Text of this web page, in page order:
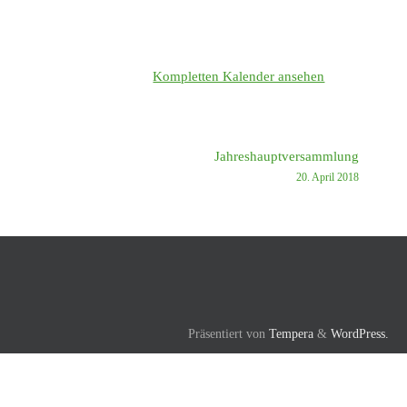
Kompletten Kalender ansehen
Jahreshauptversammlung
20. April 2018
Präsentiert von Tempera & WordPress.